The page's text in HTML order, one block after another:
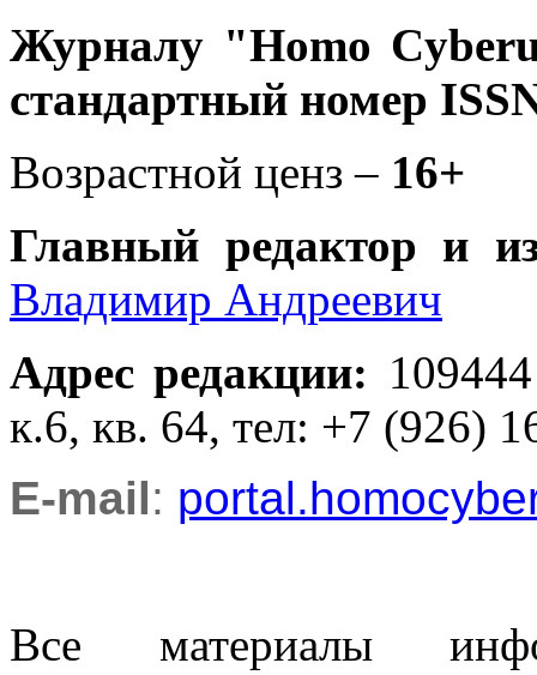
Журналу "Homo
стандартный номер
Возрастной ценз – 16+
Главный редактор и
Владимир Андреевич
Адрес редакции:
к.6, кв. 64, тел: +7 (926)
E-mail:
Все материалы